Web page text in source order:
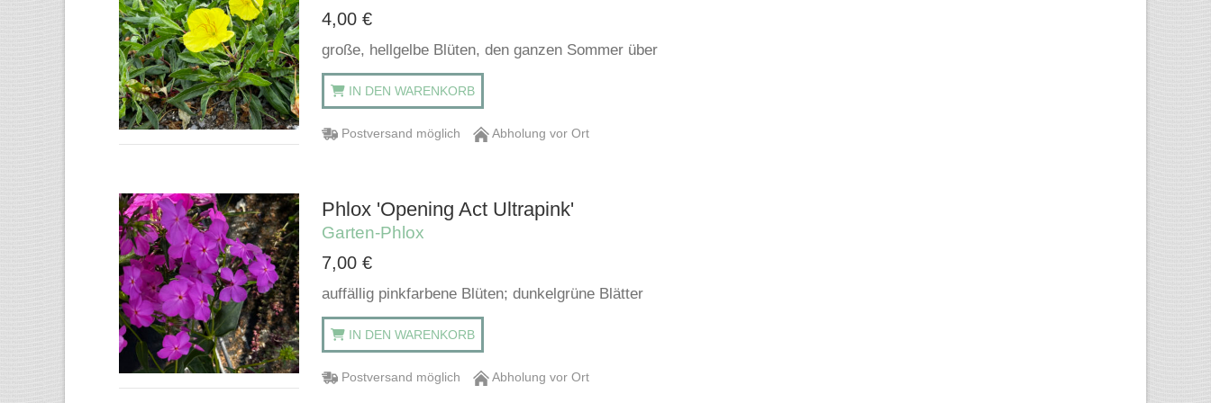
4,00 €
große, hellgelbe Blüten, den ganzen Sommer über
IN DEN WARENKORB
Postversand möglich Abholung vor Ort
Phlox 'Opening Act Ultrapink'
Garten-Phlox
7,00 €
auffällig pinkfarbene Blüten; dunkelgrüne Blätter
IN DEN WARENKORB
Postversand möglich Abholung vor Ort